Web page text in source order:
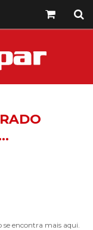
encontra mais aqui.